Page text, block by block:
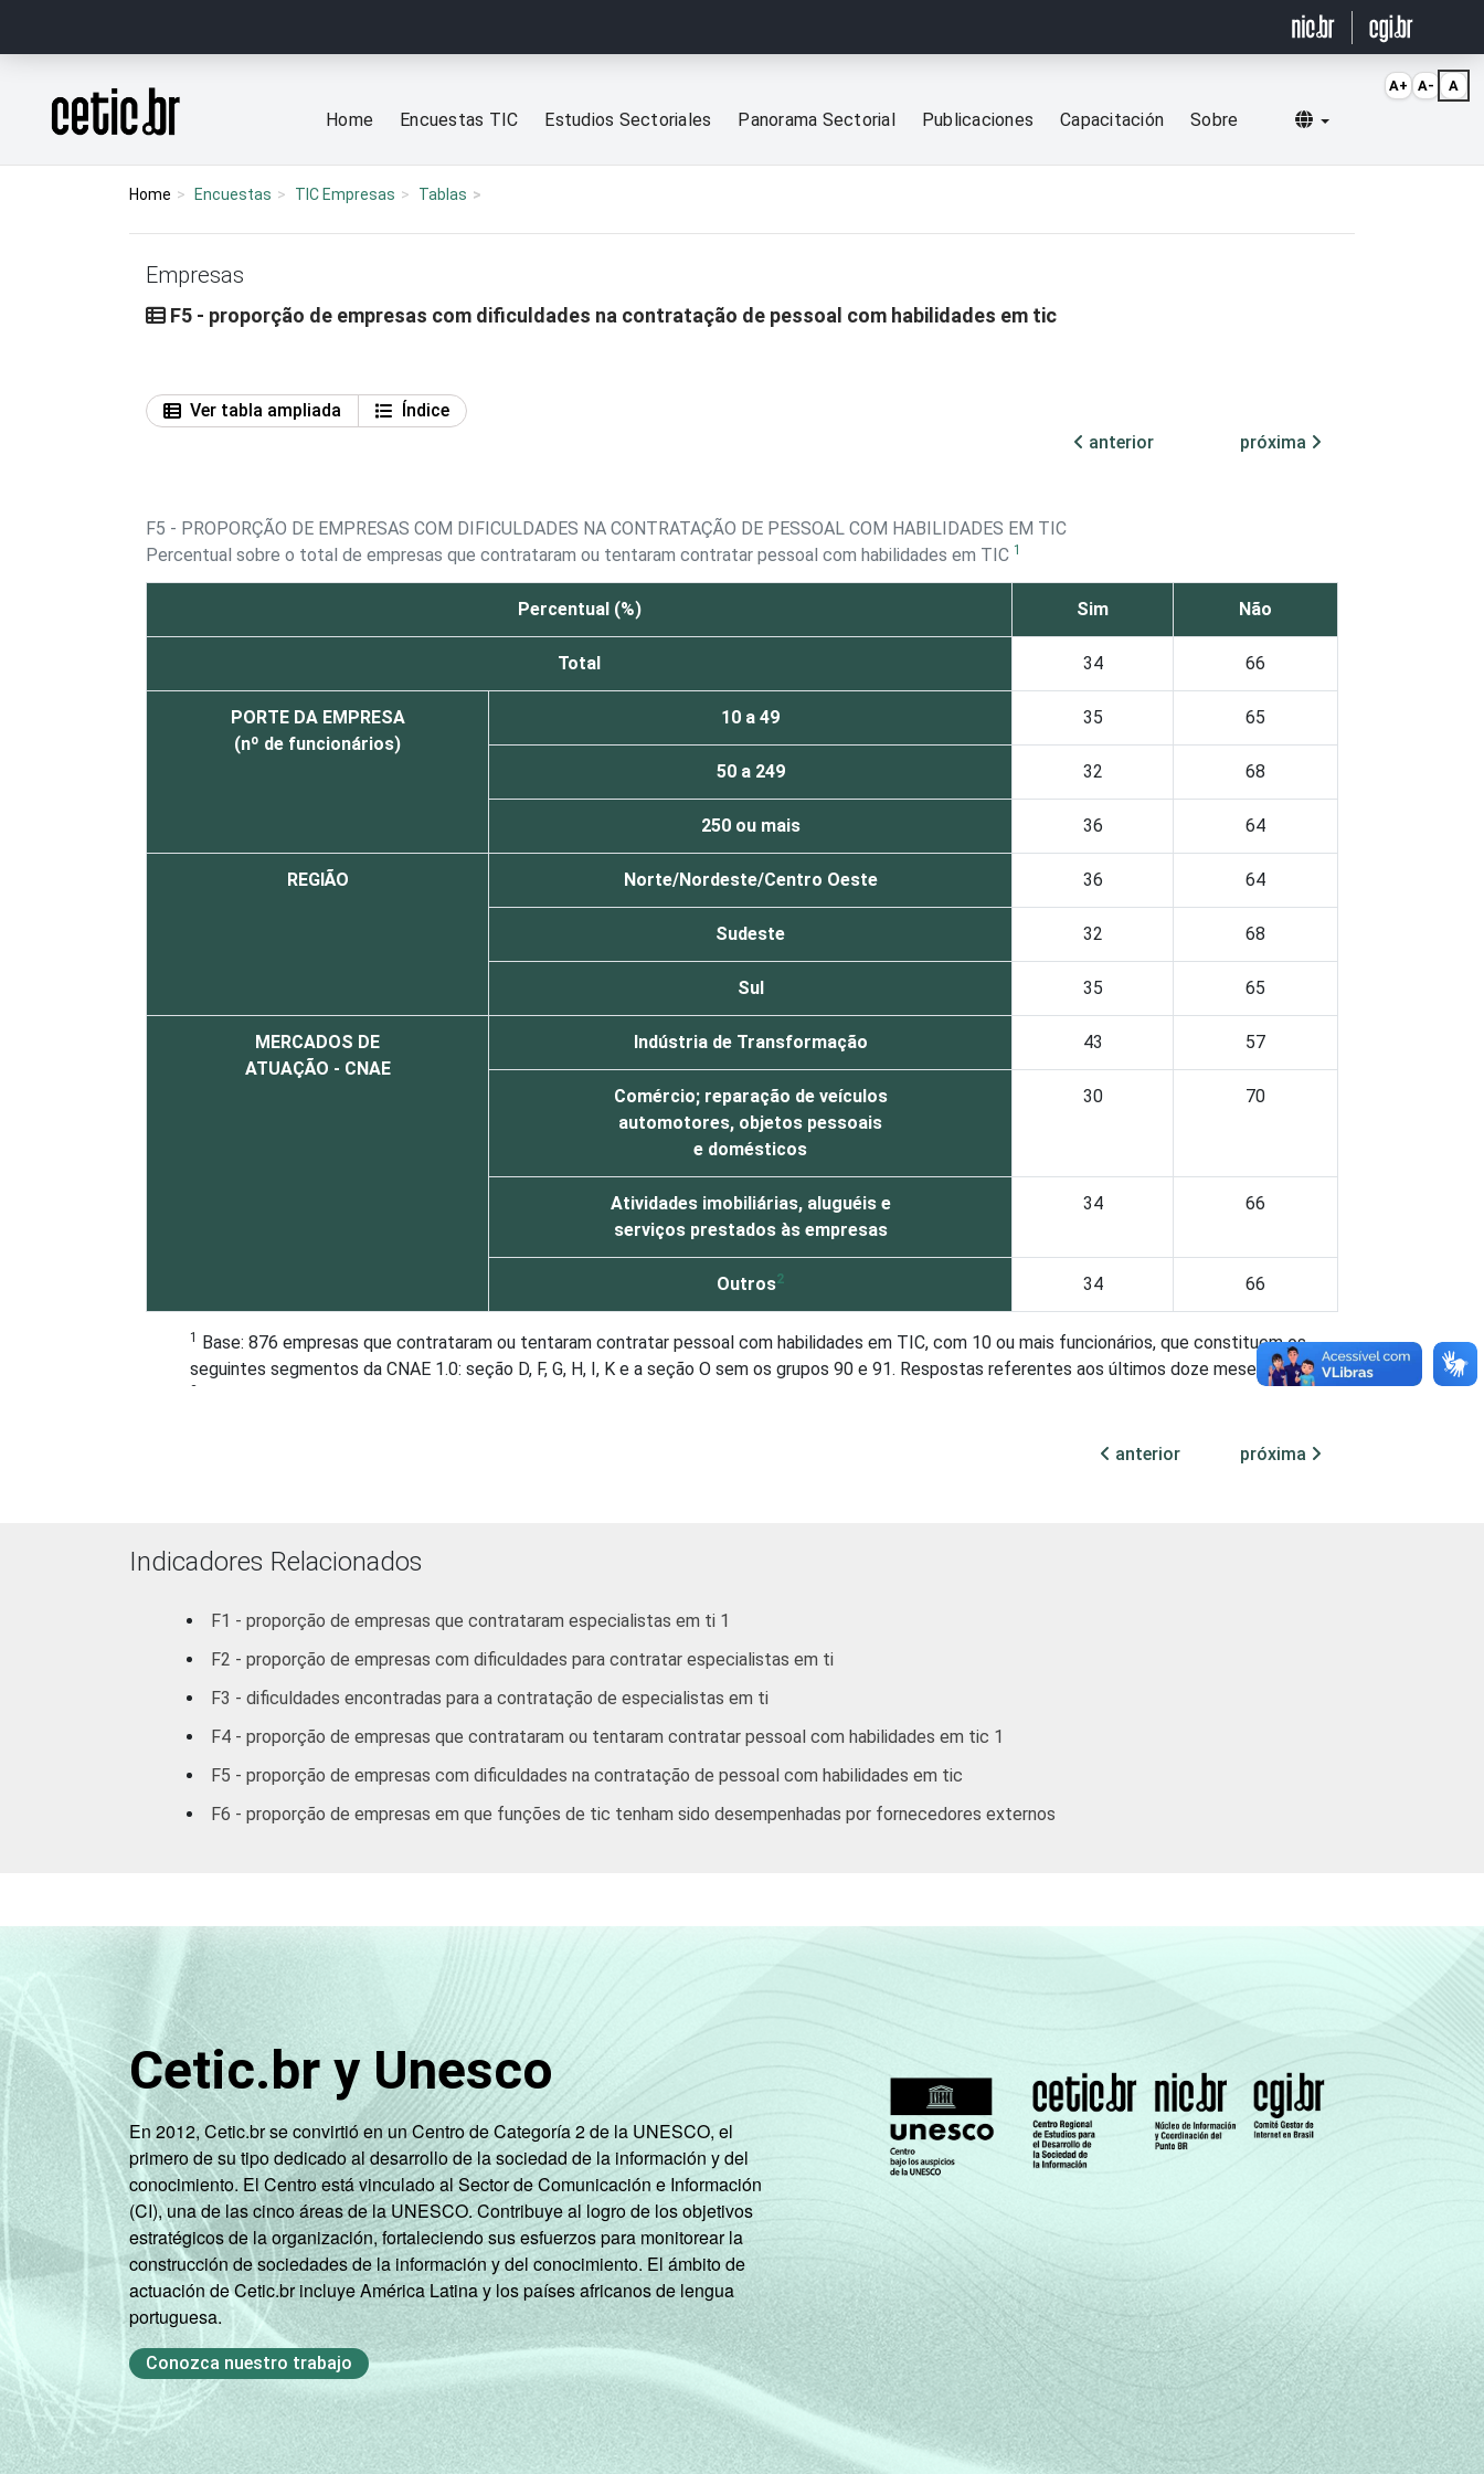
Página inicial
Home Encuestas TIC Estudios Sectoriales Panorama Sectorial Publicaciones Capacitación Sobre Selecionar idioma
Home Encuestas TIC Empresas Tablas
Empresas
F5 - proporção de empresas com dificuldades na contratação de pessoal com habilidades em tic
Ver tabla ampliada
Índice
anterior
próxima
F5 - PROPORÇÃO DE EMPRESAS COM DIFICULDADES NA CONTRATAÇÃO DE PESSOAL COM HABILIDADES EM TIC
Percentual sobre o total de empresas que contrataram ou tentaram contratar pessoal com habilidades em TIC 1
Percentual (%) Sim Não
Total 34 66
PORTE DA EMPRESA
(nº de funcionários)
10 a 49 35 65
50 a 249 32 68
250 ou mais 36 64
REGIÃO Norte/Nordeste/Centro Oeste 36 64
Sudeste 32 68
Sul 35 65
MERCADOS DE
ATUAÇÃO - CNAE
Indústria de Transformação 43 57
Comércio; reparação de veículos
automotores, objetos pessoais
e domésticos
30 70
Atividades imobiliárias, aluguéis e
serviços prestados às empresas
34 66
Outros2 34 66
1
Base: 876 empresas que contrataram ou tentaram contratar pessoal com habilidades em TIC, com 10 ou mais funcionários, que constituem os
seguintes segmentos da CNAE 1.0: seção D, F, G, H, I, K e a seção O sem os grupos 90 e 91. Respostas referentes aos últimos doze meses.
2
anterior próxima
Indicadores Relacionados
F1 - proporção de empresas que contrataram especialistas em ti 1
F2 - proporção de empresas com dificuldades para contratar especialistas em ti
F3 - dificuldades encontradas para a contratação de especialistas em ti
F4 - proporção de empresas que contrataram ou tentaram contratar pessoal com habilidades em tic 1
F5 - proporção de empresas com dificuldades na contratação de pessoal com habilidades em tic
F6 - proporção de empresas em que funções de tic tenham sido desempenhadas por fornecedores externos
Cetic.br y Unesco
En 2012, Cetic.br se convirtió en un Centro de Categoría 2 de la UNESCO, el
primero de su tipo dedicado al desarrollo de la sociedad de la información y del
conocimiento. El Centro está vinculado al Sector de Comunicación e Información
(CI), una de las cinco áreas de la UNESCO. Contribuye al logro de los objetivos
estratégicos de la organización, fortaleciendo sus esfuerzos para monitorear la
construcción de sociedades de la información y del conocimiento. El ámbito de
actuación de Cetic.br incluye América Latina y los países africanos de lengua
portuguesa.
Conozca nuestro trabajo
A+ A- A